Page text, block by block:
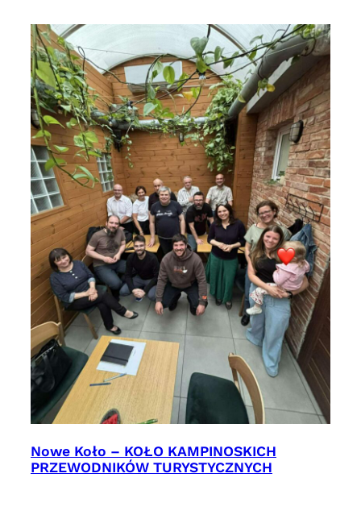
Nowe Koło – KOŁO KAMPINOSKICH
PRZEWODNIKÓW TURYSTYCZNYCH